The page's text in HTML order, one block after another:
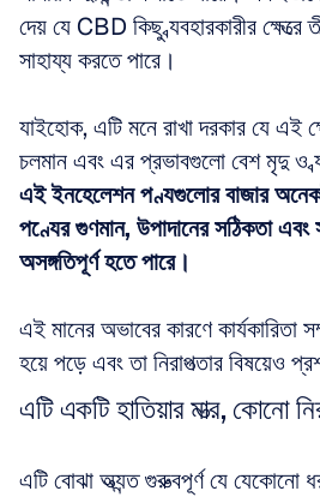
দেয় যে CBD কিছু ব্যবহারকারীর ক্ষেত্রে
সাহায্য করতে পারে।
যাইহোক, এটি মনে রাখা দরকার যে এই
এই ইনহেলেশন পণ্যগুলোর বাজার
পণ্যের গুণমান, উপাদানের সঠিকতা এবং
অসঙ্গতিপূর্ণ হতে পারে।
এই মানের অভাবের কারণে কার্যকারিতা
হয়ে পড়ে এবং তা নিরাপত্তার বিষয়েও
এটি একটি হাতিয়ার মাত্র, কোনো
এটি বোঝা অত্যন্ত গুরুত্বপূর্ণ যে যেকোনো